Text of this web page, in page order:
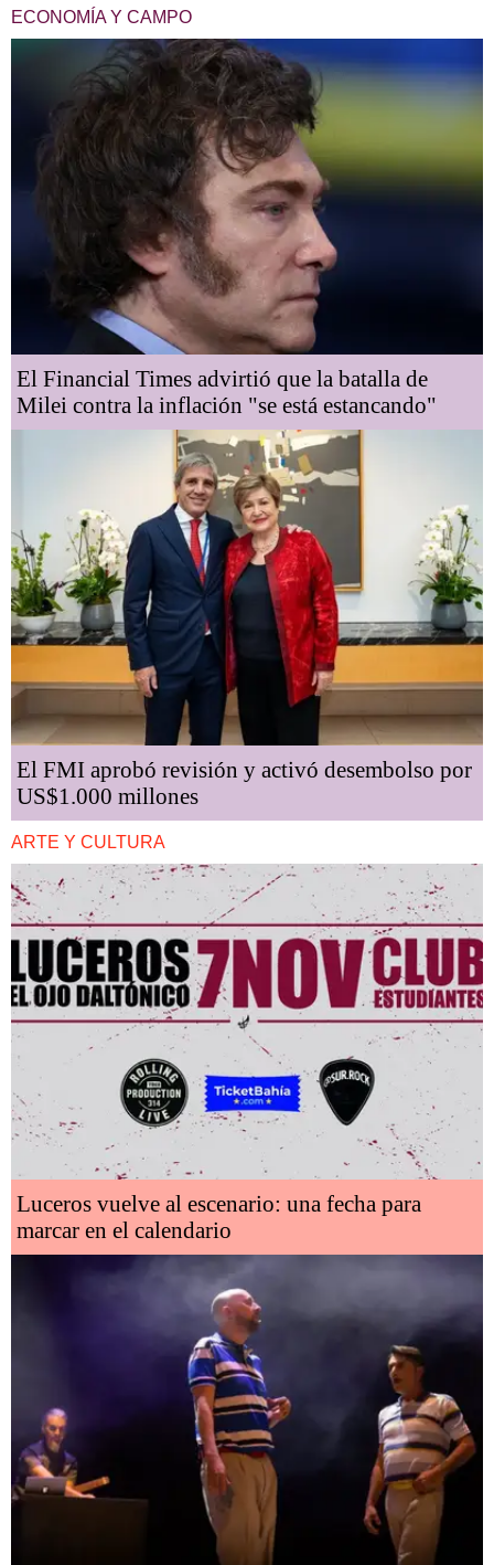
ECONOMÍA Y CAMPO
El Financial Times advirtió que la batalla de
Milei contra la inflación "se está estancando"
El FMI aprobó revisión y activó desembolso por
US$1.000 millones
ARTE Y CULTURA
Luceros vuelve al escenario: una fecha para
marcar en el calendario